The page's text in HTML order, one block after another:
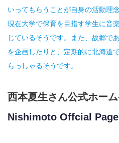
いってもらうことが自身の活動理
現在大学で保育を目指す学生に音
じているそうです。また、故郷で
を企画したりと、定期的に北海道
らっしゃるそうです。
西本夏生さん公式ホー
Nishimoto Offcial Page